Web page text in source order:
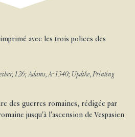
avec les trois polices des
126; Adams, A-1340; Updike, Printing
des guerres romaines, rédigée par
jusqu'à l'ascension de Vespasien